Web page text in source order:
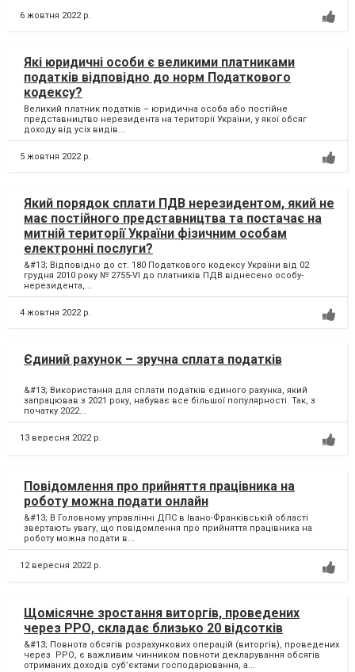
6 жовтня 2022 р.
Які юридичні особи є великими платниками
податків відповідно до норм Податкового
кодексу?
Великий платник податків – юридична особа або постійне
представництво нерезидента на території України, у якої обсяг
доходу від усіх видів...
5 жовтня 2022 р.
Який порядок сплати ПДВ нерезидентом, який не
має постійного представництва та постачає на
митній території України фізичним особам
електронні послуги?
&#13; Відповідно до ст. 180 Податкового кодексу України від 02
грудня 2010 року № 2755-VI до платників ПДВ віднесено особу-
нерезидента,...
4 жовтня 2022 р.
Єдиний рахунок – зручна сплата податків
&#13; Використання для сплати податків єдиного рахунка, який
запрацював з 2021 року, набуває все більшої популярності. Так, з
початку 2022...
13 вересня 2022 р.
Повідомлення про прийняття працівника на
роботу можна подати онлайн
&#13; В Головному управлінні ДПС в Івано-Франківській області
звертають увагу, що повідомлення про прийняття працівника на
роботу можна подати в...
12 вересня 2022 р.
Щомісячне зростання виторгів, проведених
через РРО, складає близько 20 відсотків
&#13; Повнота обсягів розрахункових операцій (виторгів), проведених
через РРО, є важливим чинником повноти декларування обсягів
отриманих доходів суб’єктами господарювання, а...